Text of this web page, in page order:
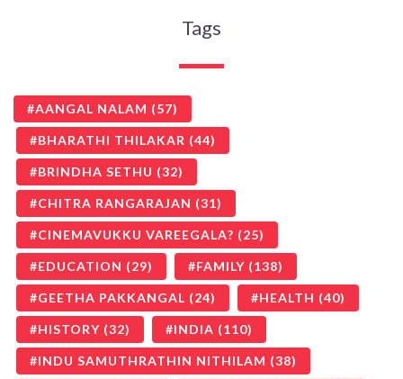
Tags
AANGAL NALAM (57)
BHARATHI THILAKAR (44)
BRINDHA SETHU (32)
CHITRA RANGARAJAN (31)
CINEMAVUKKU VAREEGALA? (25)
EDUCATION (29) FAMILY (138)
GEETHA PAKKANGAL (24) HEALTH (40)
HISTORY (32) INDIA (110)
INDU SAMUTHRATHIN NITHILAM (38)